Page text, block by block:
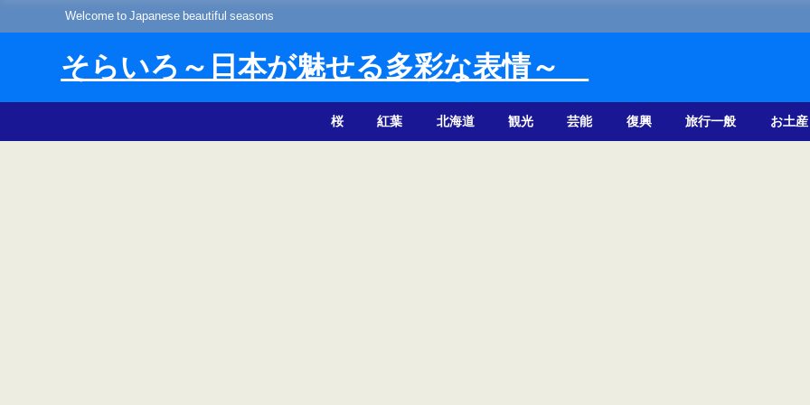
Welcome to Japanese beautiful seasons
そらいろ～日本が魅せる多彩な表情～
桜 紅葉 北海道 観光 芸能 復興 旅行一般 お土